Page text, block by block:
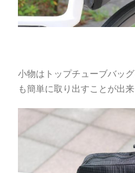
小物はトップチューブバッ
も簡単に取り出すことが出来